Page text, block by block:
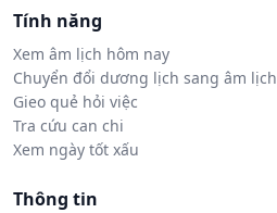
Tính năng
Xem âm lịch hôm nay
Chuyển đổi dương lịch sang âm lịch
Gieo quẻ hỏi việc
Tra cứu can chi
Xem ngày tốt xấu
Thông tin